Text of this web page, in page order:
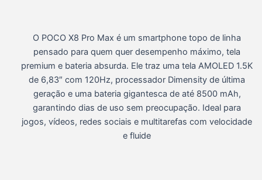
O POCO X8 Pro Max é um smartphone topo de linha
pensado para quem quer desempenho máximo, tela
premium e bateria absurda. Ele traz uma tela AMOLED 1.5K
de 6,83″ com 120Hz, processador Dimensity de última
geração e uma bateria gigantesca de até 8500 mAh,
garantindo dias de uso sem preocupação. Ideal para
jogos, vídeos, redes sociais e multitarefas com velocidade
e fluide